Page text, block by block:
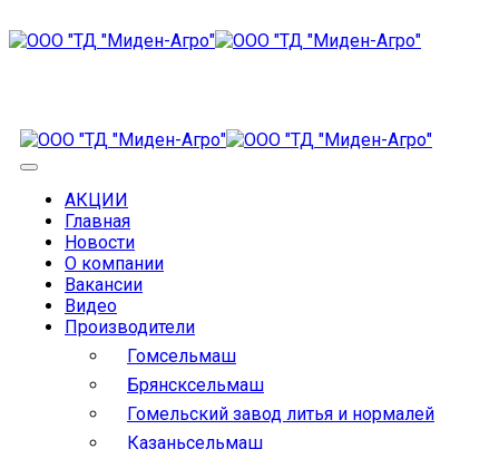
АКЦИИ
Главная
Новости
О компании
Вакансии
Видео
Производители
Гомсельмаш
Брянсксельмаш
Гомельский завод литья и нормалей
Казаньсельмаш